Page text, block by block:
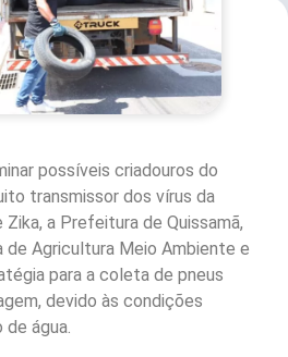
possíveis criadouros do
transmissor dos vírus da
Zika, a Prefeitura de Quissamã,
de Agricultura Meio Ambiente e
para a coleta de pneus
devido às condições
de água.